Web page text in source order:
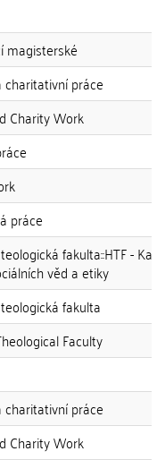
magisterské
charitativní práce
Charity Work
práce
fakulta::HTF -
věd a etiky
fakulta
Faculty
charitativní práce
Charity Work